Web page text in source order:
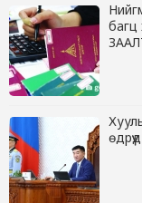
багц
өдрүүд